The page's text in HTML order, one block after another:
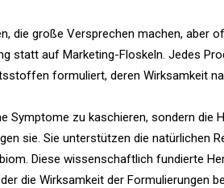
die große Versprechen machen, aber
statt auf Marketing-Floskeln. Jedes
formuliert, deren Wirksamkeit
Symptome zu kaschieren, sondern die
sie. Sie unterstützen die natürlichen
Diese wissenschaftlich fundierte
die Wirksamkeit der Formulierungen